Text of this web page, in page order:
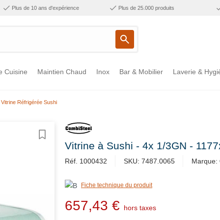
Plus de 10 ans d'expérience Plus de 25.000 produits
Cuisine Maintien Chaud Inox Bar & Mobilier Laverie &
Vitrine Réfrigérée Sushi
Vitrine à Sushi - 4x 1/3GN -
Réf. 1000432 SKU: 7487.0065 Marque:
Fiche technique du produit
657,43 €
hors taxes